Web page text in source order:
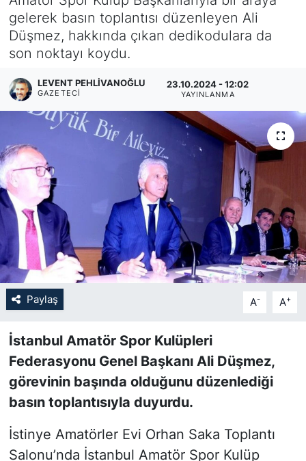
gelerek basın toplantısı düzenleyen Ali
Düşmez, hakkında çıkan dedikodulara da
son noktayı koydu.
LEVENT PEHLIVANOĞLU
GAZETECI
23.10.2024 - 12:02
YAYINLANMA
Paylaş A- A+
İstanbul Amatör Spor Kulüpleri
Federasyonu Genel Başkanı Ali Düşmez,
görevinin başında olduğunu düzenlediği
basın toplantısıyla duyurdu.
İstinye Amatörler Evi Orhan Saka Toplantı
Salonu’nda İstanbul Amatör Spor Kulüp
KÖŞE YAZILARI
KÖŞE YAZILARI (Arşiv)
KÜLTÜR SANAT
MAGAZİN
RÖPORTAJ
SAĞLIK
SARIYER HABERLERİ
SARIYER İMAR BARIŞI
SEKTÖR
SİYASET
SON DAKİKA HABERİ
SPOR
TEKNOLOJİ